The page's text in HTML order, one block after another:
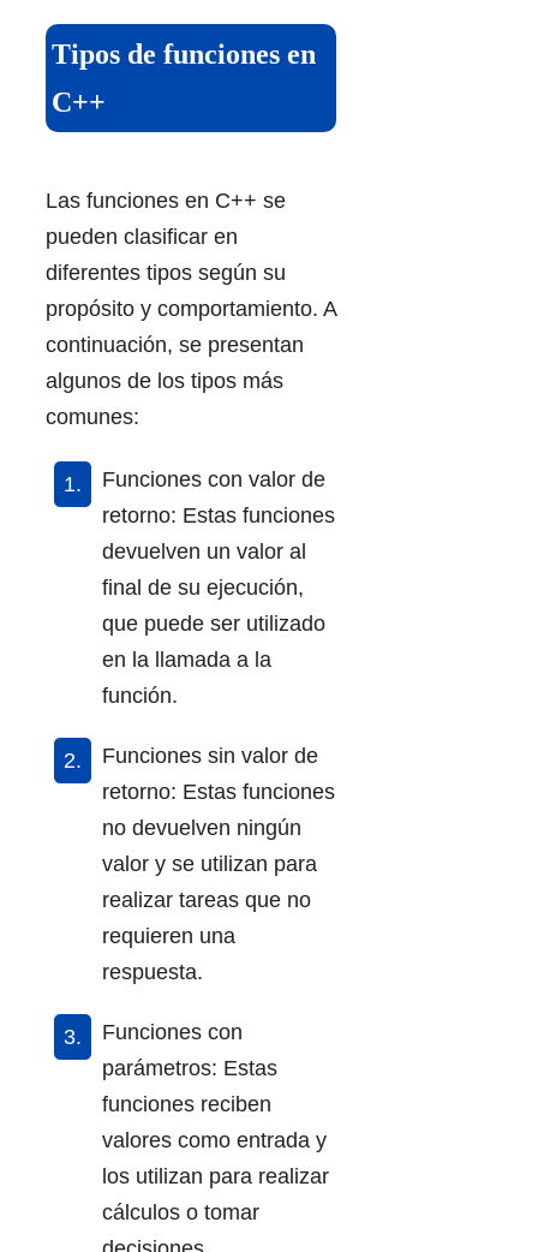
Tipos de funciones en
C++
Las funciones en C++ se
pueden clasificar en
diferentes tipos según su
propósito y comportamiento. A
continuación, se presentan
algunos de los tipos más
comunes:
Funciones con valor de
retorno: Estas funciones
devuelven un valor al
final de su ejecución,
que puede ser utilizado
en la llamada a la
función.
Funciones sin valor de
retorno: Estas funciones
no devuelven ningún
valor y se utilizan para
realizar tareas que no
requieren una
respuesta.
Funciones con
parámetros: Estas
funciones reciben
valores como entrada y
los utilizan para realizar
cálculos o tomar